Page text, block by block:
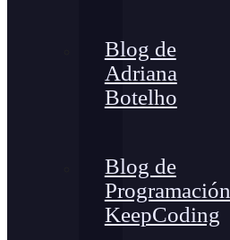
Blog de
Adriana
Botelho
Blog de
Programación
KeepCoding